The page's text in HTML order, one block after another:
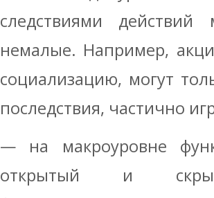
следствиями
немалые. Например,
социализацию, могут
последствия, частично
— на макроуровне
открытый и